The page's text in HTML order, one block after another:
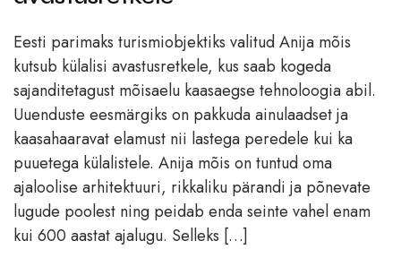
Eesti parimaks turismiobjektiks valitud Anija mõis
kutsub külalisi avastusretkele, kus saab kogeda
sajanditetagust mõisaelu kaasaegse tehnoloogia abil.
Uuenduste eesmärgiks on pakkuda ainulaadset ja
kaasahaaravat elamust nii lastega peredele kui ka
puuetega külalistele. Anija mõis on tuntud oma
ajaloolise arhitektuuri, rikkaliku pärandi ja põnevate
lugude poolest ning peidab enda seinte vahel enam
kui 600 aastat ajalugu. Selleks […]